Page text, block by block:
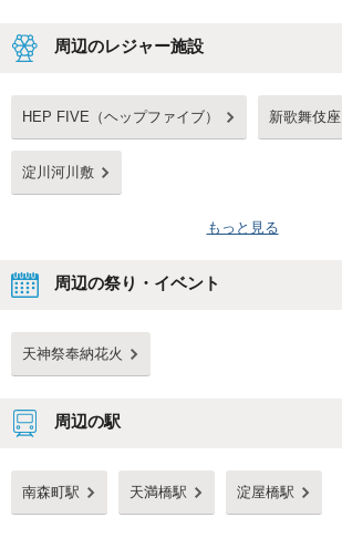
周辺のレジャー施設
HEP FIVE（ヘップファイブ） 新歌舞伎座
淀川河川敷
もっと見る
周辺の祭り・イベント
天神祭奉納花火
周辺の駅
南森町駅 天満橋駅 淀屋橋駅